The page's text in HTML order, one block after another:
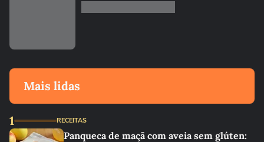
Mais lidas
1 RECEITAS
Panqueca de maçã com aveia sem glúten: